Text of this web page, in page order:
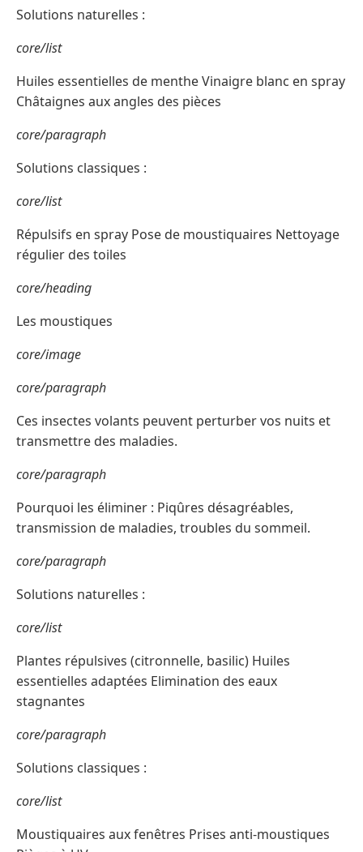
Solutions naturelles :
core/list
Huiles essentielles de menthe Vinaigre blanc en spray
Châtaignes aux angles des pièces
core/paragraph
Solutions classiques :
core/list
Répulsifs en spray Pose de moustiquaires Nettoyage
régulier des toiles
core/heading
Les moustiques
core/image
core/paragraph
Ces insectes volants peuvent perturber vos nuits et
transmettre des maladies.
core/paragraph
Pourquoi les éliminer : Piqûres désagréables,
transmission de maladies, troubles du sommeil.
core/paragraph
Solutions naturelles :
core/list
Plantes répulsives (citronnelle, basilic) Huiles
essentielles adaptées Elimination des eaux
stagnantes
core/paragraph
Solutions classiques :
core/list
Moustiquaires aux fenêtres Prises anti-moustiques